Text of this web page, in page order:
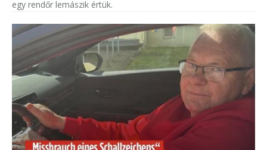
egy rendőr lemászik értük.